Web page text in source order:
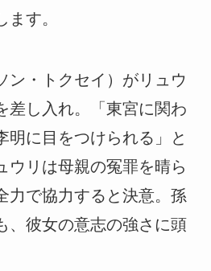
す。
ン・トクセイ）がリュウ
差し入れ。「東宮に関わ
明に目をつけられる」と
ウリは母親の冤罪を晴ら
力で協力すると決意。孫
、彼女の意志の強さに頭